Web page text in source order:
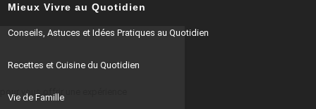
Continuer sans accepter
les Cookies !
On a besoin de votre accord pour vous offrir une expérience
Mieux Vivre au Quotidien
Conseils, Astuces et Idées Pratiques au Quotidien
Recettes et Cuisine du Quotidien
Vie de Famille